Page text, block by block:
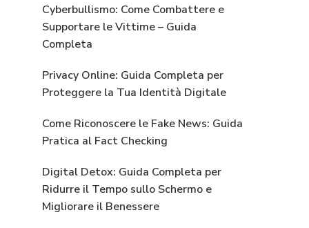
Cyberbullismo: Come Combattere e
Supportare le Vittime – Guida
Completa
Privacy Online: Guida Completa per
Proteggere la Tua Identità Digitale
Come Riconoscere le Fake News: Guida
Pratica al Fact Checking
Digital Detox: Guida Completa per
Ridurre il Tempo sullo Schermo e
Migliorare il Benessere